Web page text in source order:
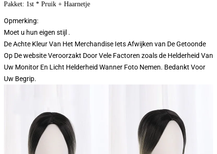
Pakket: 1st * Pruik + Haarnetje
Opmerking:
Moet u hun eigen stijl .
De Achte Kleur Van Het Merchandise Iets Afwijken van De Getoonde
Op De website Veroorzakt Door Vele Factoren zoals de Helderheid Van
Uw Monitor En Licht Helderheid Wanner Foto Nemen. Bedankt Voor
Uw Begrip.